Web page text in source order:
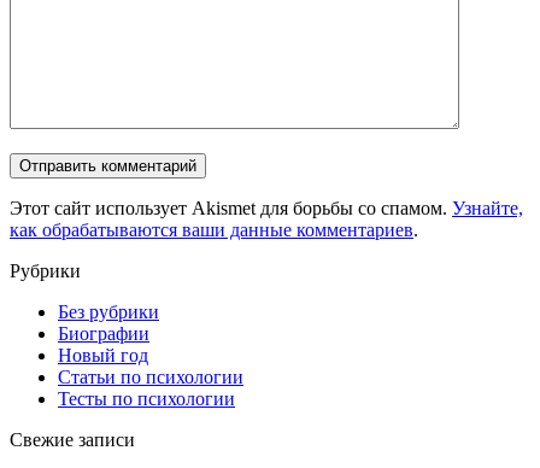
Этот сайт использует Akismet для борьбы со спамом. Узнайте,
как обрабатываются ваши данные комментариев.
Рубрики
Без рубрики
Биографии
Новый год
Статьи по психологии
Тесты по психологии
Свежие записи